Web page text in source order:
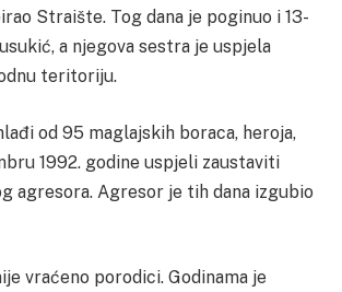
Straište. Tog dana je poginuo i 13-
a njegova sestra je uspjela
teritoriju.
od 95 maglajskih boraca, heroja,
1992. godine uspjeli zaustaviti
agresora. Agresor je tih dana izgubio
vraćeno porodici. Godinama je